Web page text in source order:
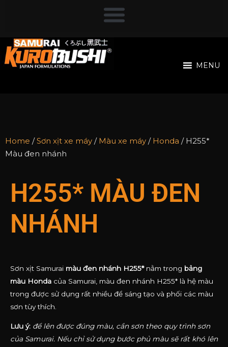
MENU
Home /Sơn xịt xe máy / Màu xe máy / Honda / H255*
Màu đen nhánh
H255* MÀU ĐEN
NHÁNH
Sơn xịt Samurai màu đen nhánh H255*nằm trong bảng
màu Honda của Samurai, màu đen nhánh H255* là hệ màu
trong được sử dụng rất nhiều để sáng tạo và phối các màu
sơn tùy thích.
Lưu ý: để lên được đúng màu, cần sơn theo quy trình sơn
của Samurai. Nếu chỉ sử dụng bước phủ màu sẽ rất khó lên